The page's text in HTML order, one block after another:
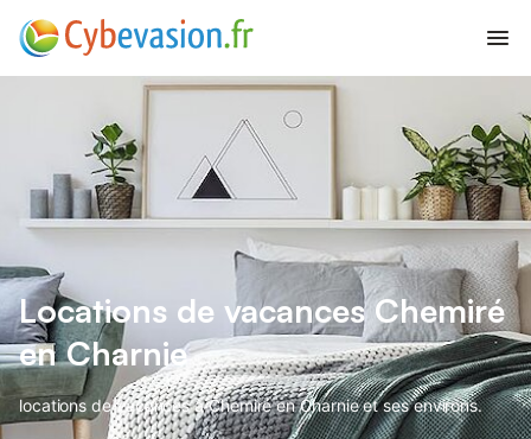
Locations de vacances Chemiré
en Charnie
locations de vacances à Chemiré en Charnie et ses environs.